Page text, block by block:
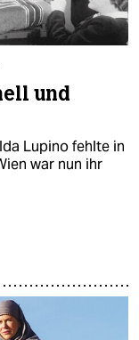
und
Lupino fehlte in
war nun ihr